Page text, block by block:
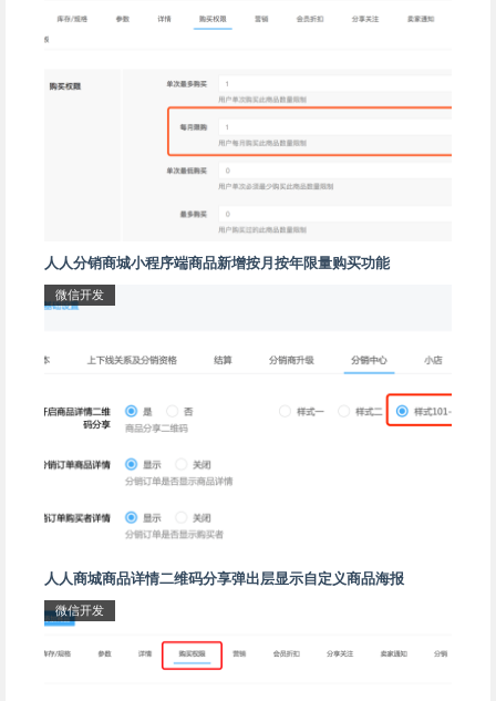
人人分销商城小程序端商品新增按月按年限量购买功能
微信开发
人人商城商品详情二维码分享弹出层显示自定义商品海报
微信开发